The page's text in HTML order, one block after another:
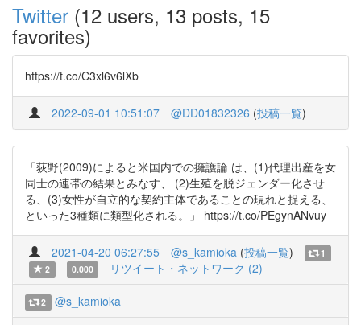
Twitter (12 users, 13 posts, 15
favorites)
https://t.co/C3xl6v6lXb
2022-09-01 10:51:07 @DD01832326 (投稿一覧)
「荻野(2009)によると米国内での擁護論 は、(1)代理出産を女
同士の連帯の結果とみなす、 (2)生殖を脱ジェンダー化させ
る、(3)女性が自立的な契約主体であることの現れと捉える、
といった3種類に類型化される。」 https://t.co/PEgynANvuy
2021-04-20 06:27:55 @s_kamioka (投稿一覧)
1
2
0.000 リツイート・ネットワーク (2)
2 @s_kamioka